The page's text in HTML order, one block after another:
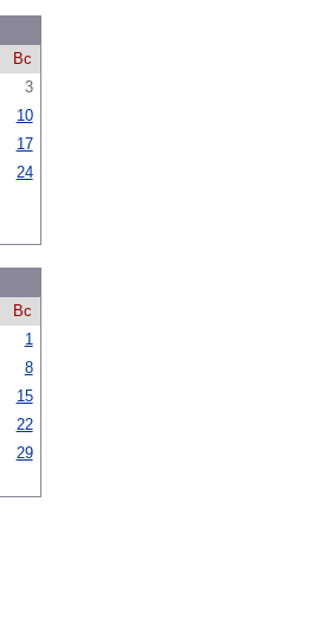
Вс
3
10
17
24
Вс
1
8
15
22
29